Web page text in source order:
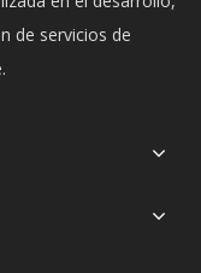
de servicios de